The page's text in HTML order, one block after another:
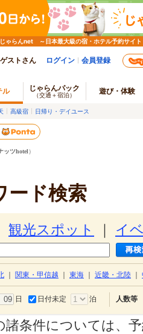
ゃらんnet ～日本最大級の宿・ホテル予約サイト
ストさん ログイン 会員登録
ル じゃらんパック
（交通＋宿泊） 遊び・体験
高級宿 日帰り・デイユース
ッツhotel）
ード検索
観光スポット イ
関東・甲信越 東海 近畿・北陸
日 日付未定 泊 人数等
条件については、